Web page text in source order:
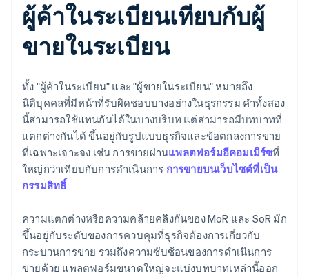
ผู้ค้าในระเบียนเทียบกับผู้
ขายในระเบียน
ทั้ง "ผู้ค้าในระเบียน" และ "ผู้ขายในระเบียน" หมายถึง
นิติบุคคลที่มีหน้าที่รับผิดชอบบางอย่างในธุรกรรม คำทั้งสอง
นี้สามารถใช้แทนกันได้ในบางบริบท แต่สามารถมีบทบาทที่
แตกต่างกันได้ ขึ้นอยู่กับรูปแบบธุรกิจและข้อตกลงการขาย
ที่เฉพาะเจาะจง เช่น การขายผ่านแพลตฟอร์มอีคอมเมิร์ซที่
ใหญ่กว่าเทียบกับการดำเนินการ การขายบนเว็บไซต์ที่เป็น
กรรมสิทธิ์
ความแตกต่างหรือความคล้ายคลึงกันของ MoR และ SoR มัก
ขึ้นอยู่กับระดับของการควบคุมที่ธุรกิจต้องการเกี่ยวกับ
กระบวนการขาย รวมถึงความซับซ้อนของการดำเนินการ
ขายด้วย แพลตฟอร์มขนาดใหญ่จะแบ่งบทบาทเหล่านี้ออก